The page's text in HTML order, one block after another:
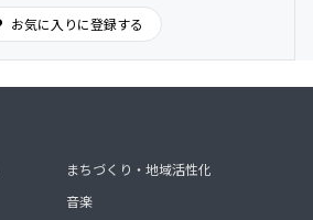
お気に入りに登録する
まちづくり・地域活性化
音楽